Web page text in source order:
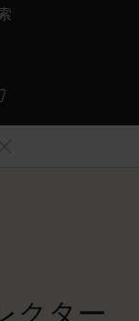
ーワード
ト 0 アイ
メニューを閉じる